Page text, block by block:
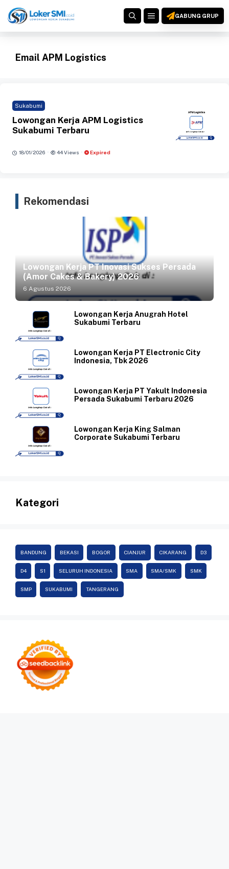
ke
MENUGABUNG GRUP
Email APM Logistics
Sukabumi
Lowongan Kerja APM Logistics
Sukabumi Terbaru
18/01/2026 · 44 Views · Expired
Rekomendasi
Lowongan Kerja PT Inovasi Sukses Persada
(Amor Cakes & Bakery) 2026
6 Agustus 2026
Lowongan Kerja Anugrah Hotel
Sukabumi Terbaru
Lowongan Kerja PT Electronic City
Indonesia, Tbk 2026
Lowongan Kerja PT Yakult Indonesia
Persada Sukabumi Terbaru 2026
Lowongan Kerja King Salman
Corporate Sukabumi Terbaru
Kategori
BANDUNG BEKASI BOGOR CIANJUR CIKARANG D3
D4 S1 SELURUH INDONESIA SMA SMA/SMK SMK
SMP SUKABUMI TANGERANG